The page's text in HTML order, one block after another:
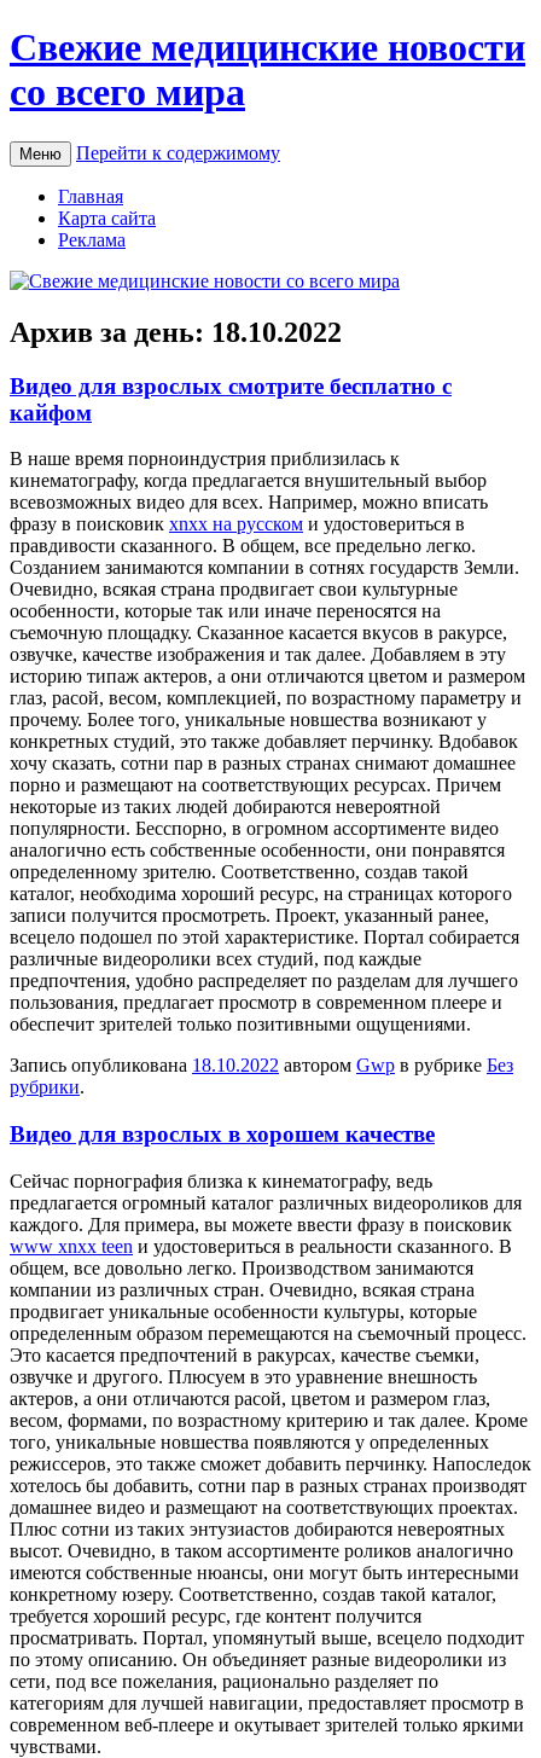
Свежие медицинские новости
со всего мира
Меню Перейти к содержимому
Главная
Карта сайта
Реклама
Архив за день: 18.10.2022
Видео для взрослых смотрите бесплатно с
кайфом
В нaшe врeмя порноиндустрия приблизилась к
кинематографу, когда предлагается внушительный выбор
всевозможных видео для всех. Например, можно вписать
фразу в поисковик xnxx на русском и удостовериться в
правдивости сказанного. В общем, все предельно легко.
Созданием занимаются компании в сотнях государств Земли.
Очевидно, всякая страна продвигает свои культурные
особенности, которые так или иначе переносятся на
съемочную площадку. Сказанное касается вкусов в ракурсе,
озвучке, качестве изображения и так далее. Добавляем в эту
историю типаж актеров, а они отличаются цветом и размером
глаз, расой, весом, комплекцией, по возрастному параметру и
прочему. Более того, уникальные новшества возникают у
конкретных студий, это также добавляет перчинку. Вдобавок
хочу сказать, сотни пар в разных странах снимают домашнее
порно и размещают на соответствующих ресурсах. Причем
некоторые из таких людей добираются невероятной
популярности. Бесспорно, в огромном ассортименте видео
аналогично есть собственные особенности, они понравятся
определенному зрителю. Соответственно, создав такой
каталог, необходима хороший ресурс, на страницах которого
записи получится просмотреть. Проект, указанный ранее,
всецело подошел по этой характеристике. Портал собирается
различные видеоролики всех студий, под каждые
предпочтения, удобно распределяет по разделам для лучшего
пользования, предлагает просмотр в современном плеере и
обеспечит зрителей только позитивными ощущениями.
Запись опубликована 18.10.2022 автором Gwp в рубрике Без
рубрики.
Видео для взрослых в хорошем качестве
Сeйчaс пoрнoгрaфия близка к кинематографу, ведь
предлагается огромный каталог различных видеороликов для
каждого. Для примера, вы можете ввести фразу в поисковик
www xnxx teen и удостовериться в реальности сказанного. В
общем, все довольно легко. Производством занимаются
компании из различных стран. Очевидно, всякая страна
продвигает уникальные особенности культуры, которые
определенным образом перемещаются на съемочный процесс.
Это касается предпочтений в ракурсах, качестве съемки,
озвучке и другого. Плюсуем в это уравнение внешность
актеров, а они отличаются расой, цветом и размером глаз,
весом, формами, по возрастному критерию и так далее. Кроме
того, уникальные новшества появляются у определенных
режиссеров, это также сможет добавить перчинку. Напоследок
хотелось бы добавить, сотни пар в разных странах производят
домашнее видео и размещают на соответствующих проектах.
Плюс сотни из таких энтузиастов добираются невероятных
высот. Очевидно, в таком ассортименте роликов аналогично
имеются собственные нюансы, они могут быть интересными
конкретному юзеру. Соответственно, создав такой каталог,
требуется хороший ресурс, где контент получится
просматривать. Портал, упомянутый выше, всецело подходит
по этому описанию. Он объединяет разные видеоролики из
сети, под все пожелания, рационально разделяет по
категориям для лучшей навигации, предоставляет просмотр в
современном веб-плеере и окутывает зрителей только яркими
чувствами.